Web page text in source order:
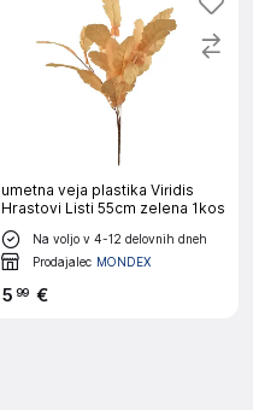
umetna veja plastika Viridis
Hrastovi Listi 55cm zelena 1kos
Na voljo v 4-12 delovnih dneh
Prodajalec MONDEX
5 99 €